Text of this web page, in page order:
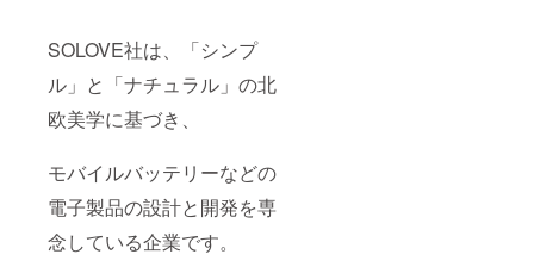
SOLOVE社は、「シンプ
ル」と「ナチュラル」の北
欧美学に基づき、
モバイルバッテリーなどの
電子製品の設計と開発を専
念している企業です。